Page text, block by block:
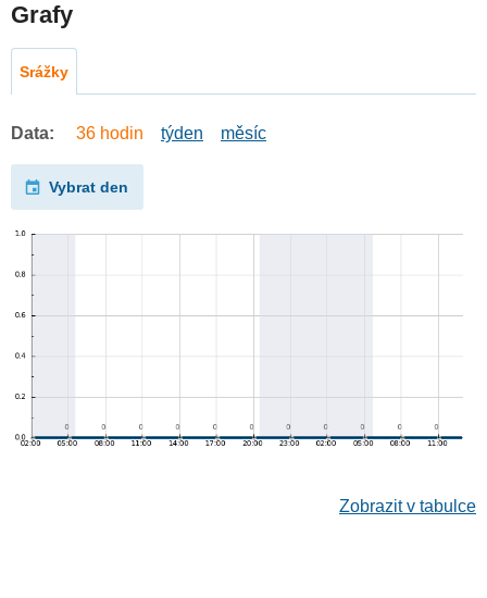
Grafy
Srážky
Data: 36 hodin týden měsíc
Vybrat den
Zobrazit v tabulce